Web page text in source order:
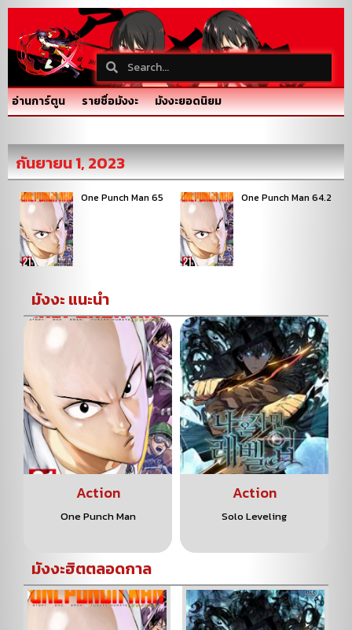
อ่านการ์ตูน รายชื่อมังงะ มังงะยอดนิยม
กันยายน 1, 2023
One Punch Man 65 One Punch Man 64.2
มังงะ แนะนำ
Action
One Punch Man
Action
Solo Leveling
มังงะฮิตตลอดกาล